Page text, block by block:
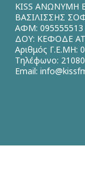
KISS ΑΝΩΝΥΜΗ
ΒΑΣΙΛΙΣΣΗΣ
ΑΦΜ: 095555513
ΔΟΥ: ΚΕΦΟΔΕ
Αριθμός Γ.Ε.ΜΗ:
Τηλέφωνο:
Email: